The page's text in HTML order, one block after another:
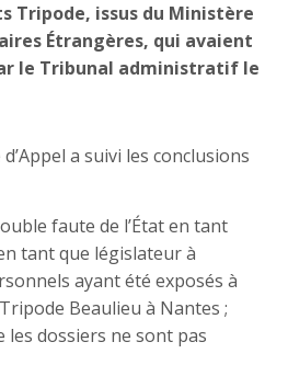
Tripode, issus du Ministère
Étrangères, qui avaient
le Tribunal administratif le
a suivi les conclusions
faute de l’État en tant
tant que législateur à
ayant été exposés à
Beaulieu à Nantes ;
les dossiers ne sont pas